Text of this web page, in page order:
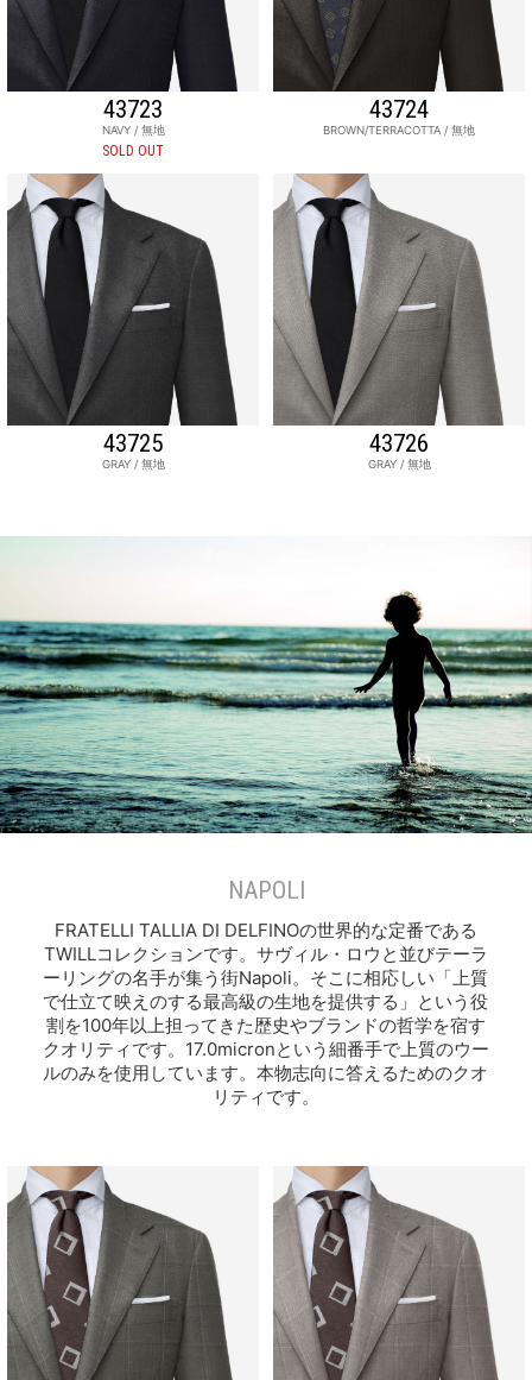
43723
NAVY / 無地
SOLD OUT
43724
BROWN/TERRACOTTA / 無地
43725
GRAY / 無地
43726
GRAY / 無地
NAPOLI
FRATELLI TALLIA DI DELFINOの世界的な定番である
TWILLコレクションです。サヴィル・ロウと並びテーラ
ーリングの名手が集う街Napoli。そこに相応しい「上質
で仕立て映えのする最高級の生地を提供する」という役
割を100年以上担ってきた歴史やブランドの哲学を宿す
クオリティです。17.0micronという細番手で上質のウー
ルのみを使用しています。本物志向に答えるためのクオ
リティです。